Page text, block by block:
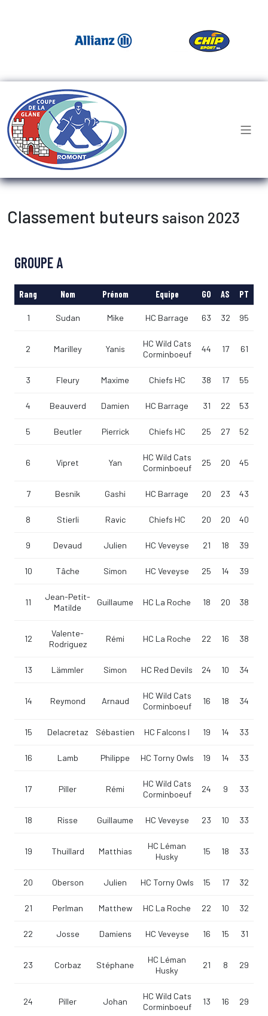
Classement buteurs saison 2023
GROUPE A
Rang Nom Prénom Equipe GO AS PT
1 Sudan Mike HC Barrage 63 32 95
2 Marilley Yanis
HC Wild Cats
Corminboeuf
44 17 61
3 Fleury Maxime Chiefs HC 38 17 55
4 Beauverd Damien HC Barrage 31 22 53
5 Beutler Pierrick Chiefs HC 25 27 52
6 Vipret Yan
HC Wild Cats
Corminboeuf
25 20 45
7 Besnik Gashi HC Barrage 20 23 43
8 Stierli Ravic Chiefs HC 20 20 40
9 Devaud Julien HC Veveyse 21 18 39
10 Tâche Simon HC Veveyse 25 14 39
11
Jean-Petit-
Matilde
Guillaume HC La Roche 18 20 38
12
Valente-
Rodriguez
Rémi HC La Roche 22 16 38
13 Lämmler Simon HC Red Devils 24 10 34
14 Reymond Arnaud
HC Wild Cats
Corminboeuf
16 18 34
15 Delacretaz Sébastien HC Falcons I 19 14 33
16 Lamb Philippe HC Torny Owls 19 14 33
17 Piller Rémi
HC Wild Cats
Corminboeuf
24 9 33
18 Risse Guillaume HC Veveyse 23 10 33
19 Thuillard Matthias
HC Léman
Husky
15 18 33
20 Oberson Julien HC Torny Owls 15 17 32
21 Perlman Matthew HC La Roche 22 10 32
22 Josse Damiens HC Veveyse 16 15 31
23 Corbaz Stéphane
HC Léman
Husky
21 8 29
24 Piller Johan
HC Wild Cats
Corminboeuf
13 16 29